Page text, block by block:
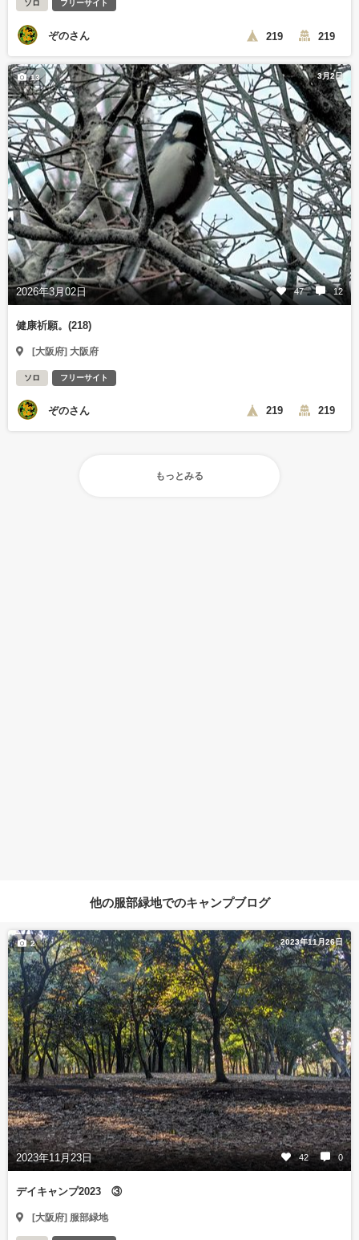
ソロ フリーサイト
ぞのさん 219 219
3月2日
2026年3月02日 47 12
13
健康祈願。(218)
[大阪府] 大阪府
ソロ フリーサイト
ぞのさん 219 219
もっとみる
他の服部緑地でのキャンプブログ
2023年11月26日
2023年11月23日 42 0
2
デイキャンプ2023 ③
[大阪府] 服部緑地